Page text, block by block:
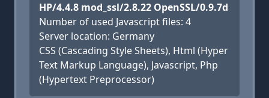
HP/4.4.8 mod_ssl/2.8.22 OpenSSL/0.9.7d
Number of used Javascript files: 4
Server location: Germany
CSS (Cascading Style Sheets), Html (Hyper
Text Markup Language), Javascript, Php
(Hypertext Preprocessor)